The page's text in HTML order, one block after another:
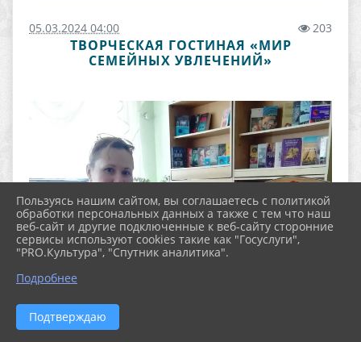
05.03.2024 04:00 203
ТВОРЧЕСКАЯ ГОСТИНАЯ «МИР
СЕМЕЙНЫХ УВЛЕЧЕНИЙ»
Пользуясь нашим сайтом, вы соглашаетесь с политикой
обработки персональных данных а также с тем что наш
веб-сайт и другие подключенные к веб-сайту сторонние
сервисы используют cookies такие как "Госуслуги",
"PRO.Культура", "Спутник аналитика".
Подробнее
Подтверждаю